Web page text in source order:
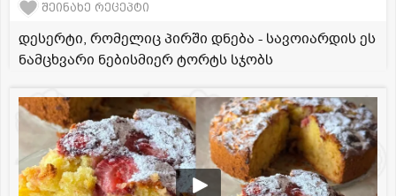
შეინახე რეცეპტი
დესერტი, რომელიც პირში დნება - სავოიარდის ეს
ნამცხვარი ნებისმიერ ტორტს სჯობს